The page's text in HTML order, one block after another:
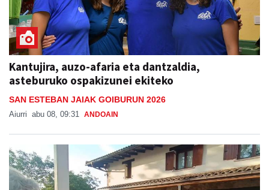
Kantujira, auzo-afaria eta dantzaldia,
asteburuko ospakizunei ekiteko
SAN ESTEBAN JAIAK GOIBURUN 2026
Aiurri abu 08, 09:31 ANDOAIN